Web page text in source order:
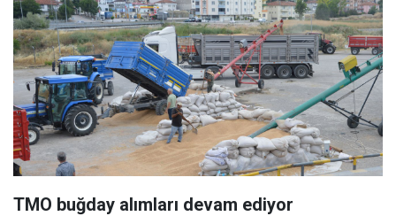
TMO buğday alımları devam ediyor